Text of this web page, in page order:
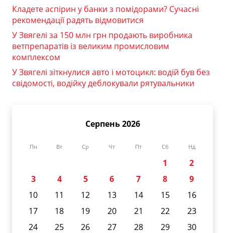
Кладете аспірин у банки з помідорами? Сучасні
рекомендації радять відмовитися
У Звягелі за 150 млн грн продають виробника
ветпрепаратів із великим промисловим
комплексом
У Звягелі зіткнулися авто і мотоцикл: водій був без
свідомості, водійку деблокували рятувальники
Серпень 2026
Пн Вт Ср Чт Пт Сб Нд
1
2
3
4 5 6 7 8
9
10
11 12 13 14 15
16
17
18 19 20 21 22
23
24
25 26 27 28 29
30